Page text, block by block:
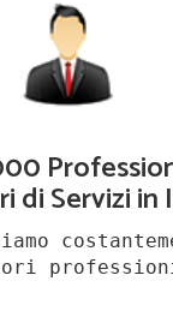
di Servizi in